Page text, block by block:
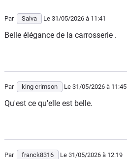
Par Salva Le 31/05/2026 à 11:41
Belle élégance de la carrosserie .
Par king crimson Le 31/05/2026 à 11:45
Qu'est ce qu'elle est belle.
Par franck8316 Le 31/05/2026 à 12:19